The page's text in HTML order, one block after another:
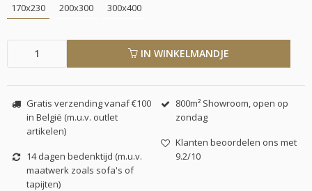
170x230 200x300 300x400
IN WINKELMANDJE
Gratis verzending vanaf €100
in België (m.u.v. outlet
artikelen)
14 dagen bedenktijd (m.u.v.
maatwerk zoals sofa's of
tapijten)
800m² Showroom, open op
zondag
Klanten beoordelen ons met
9.2/10